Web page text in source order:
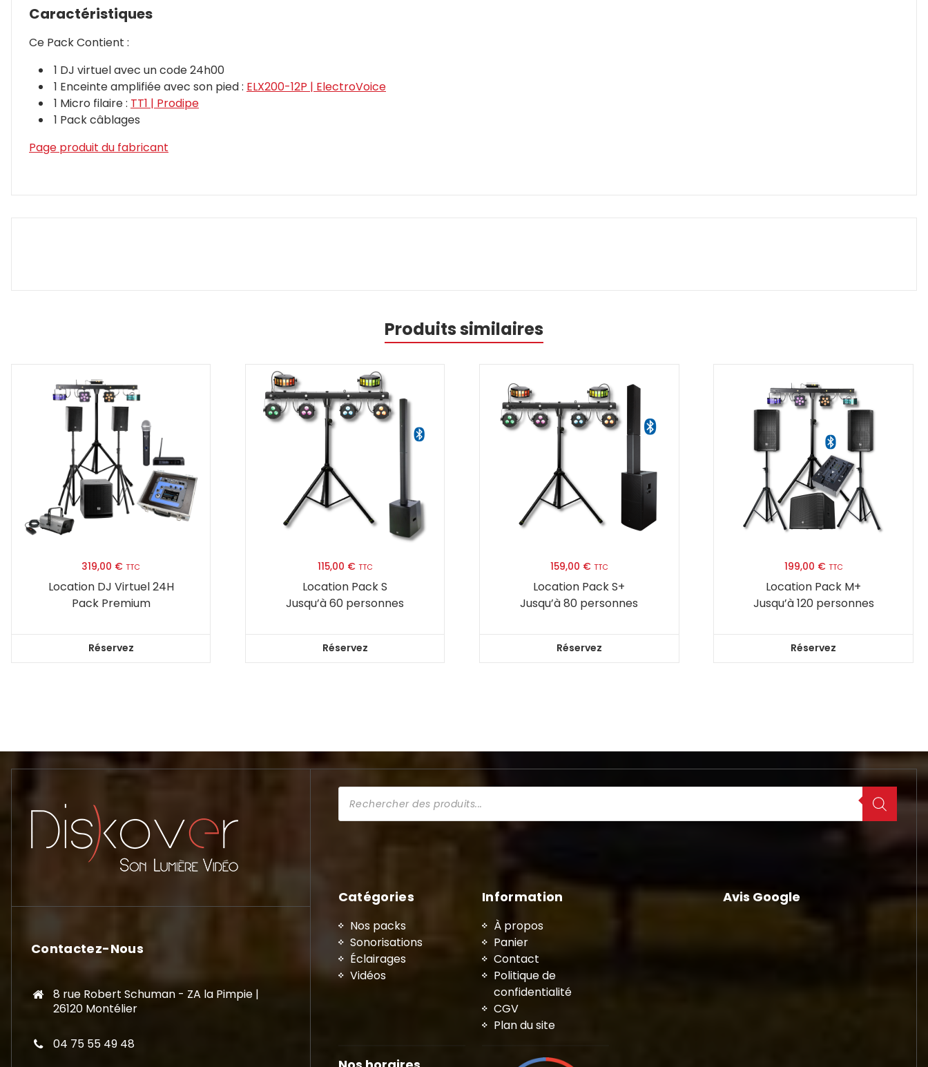
Caractéristiques
Ce Pack Contient :
1 DJ virtuel avec un code 24h00
1 Enceinte amplifiée avec son pied : ELX200-12P | ElectroVoice
1 Micro filaire : TT1 | Prodipe
1 Pack câblages
Page produit du fabricant
Produits similaires
319,00 € TTC
Location DJ Virtuel 24H
Pack Premium
Réservez
115,00 € TTC
Location Pack S
Jusqu’à 60 personnes
Réservez
159,00 € TTC
Location Pack S+
Jusqu’à 80 personnes
Réservez
199,00 € TTC
Location Pack M+
Jusqu’à 120 personnes
Réservez
Contactez-Nous
8 rue Robert Schuman - ZA la Pimpie |
26120 Montélier
04 75 55 49 48
Recherche
de
Catégories
Nos packs
Sonorisations
Éclairages
Vidéos
Information
À propos
Panier
Contact
Politique de
confidentialité
CGV
Plan du site
Avis Google